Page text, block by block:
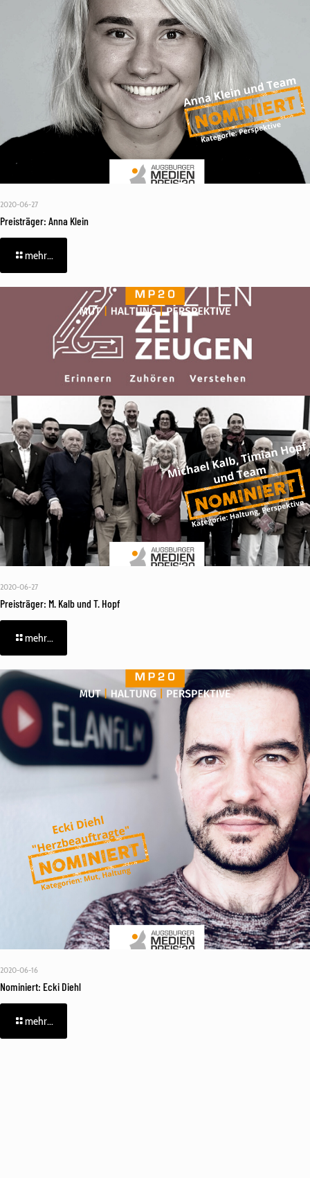
2020-06-27
Preisträger: Anna Klein
mehr...
2020-06-27
Preisträger: M. Kalb und T. Hopf
mehr...
2020-06-16
Nominiert: Ecki Diehl
mehr...